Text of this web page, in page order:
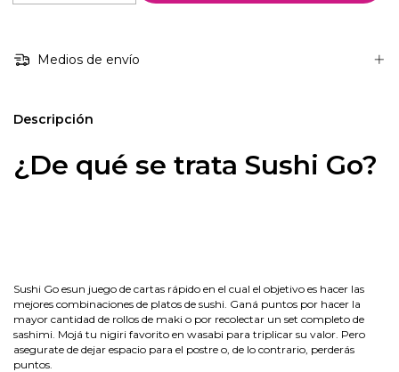
Medios de envío
Descripción
¿De qué se trata Sushi Go?
Sushi Go esun juego de cartas rápido en el cual el objetivo es hacer las
mejores combinaciones de platos de sushi. Ganá puntos por hacer la
mayor cantidad de rollos de maki o por recolectar un set completo de
sashimi. Mojá tu nigiri favorito en wasabi para triplicar su valor. Pero
asegurate de dejar espacio para el postre o, de lo contrario, perderás
puntos.